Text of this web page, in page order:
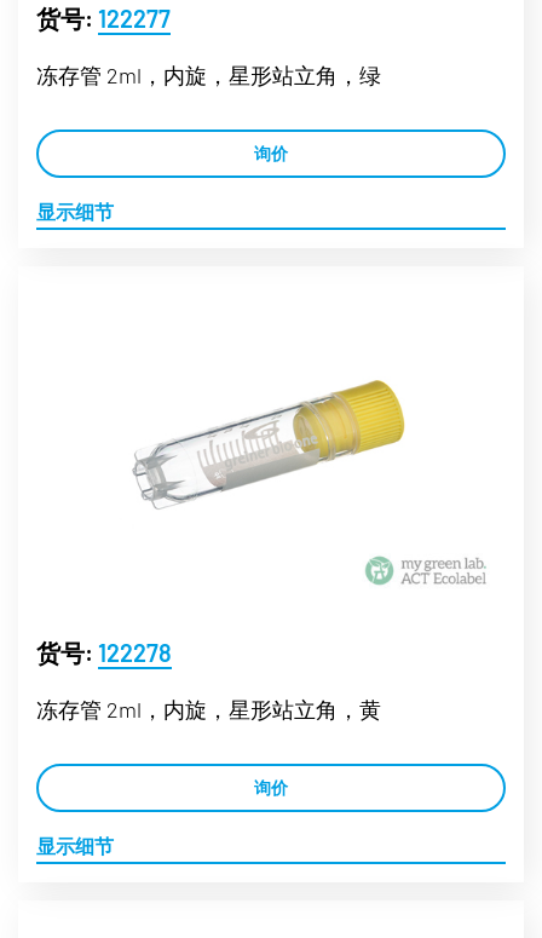
货号: 122277
冻存管 2ml，内旋，星形站立角，绿
询价
显示细节
货号: 122278
冻存管 2ml，内旋，星形站立角，黄
询价
显示细节